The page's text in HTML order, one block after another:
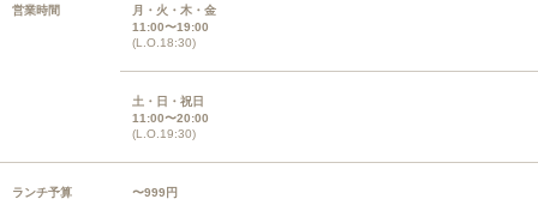
営業時間
月・火・木・金
11:00〜19:00
(L.O.18:30)
土・日・祝日
11:00〜20:00
(L.O.19:30)
ランチ予算 〜999円